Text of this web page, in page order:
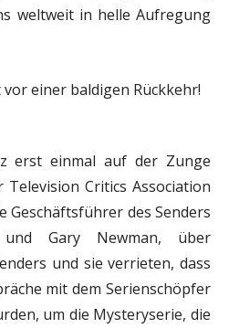
weltweit in helle Aufregung
einer baldigen Rückkehr!
erst einmal auf der Zunge
Television Critics Association
Geschäftsführer des Senders
Gary Newman, über
und sie verrieten, dass
mit dem Serienschöpfer
um die Mysteryserie, die